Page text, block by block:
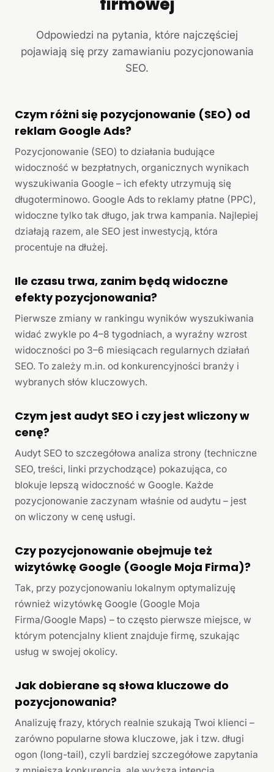
Odpowiedzi na pytania, które najczęściej
pojawiają się przy zamawianiu pozycjonowania
SEO.
Czym różni się pozycjonowanie (SEO) od
reklam Google Ads?
Pozycjonowanie (SEO) to działania budujące
widoczność w bezpłatnych, organicznych wynikach
wyszukiwania Google – ich efekty utrzymują się
długoterminowo. Google Ads to reklamy płatne (PPC),
widoczne tylko tak długo, jak trwa kampania. Najlepiej
działają razem, ale SEO jest inwestycją, która
procentuje na dłużej.
Ile czasu trwa, zanim będą widoczne
efekty pozycjonowania?
Pierwsze zmiany w rankingu wyników wyszukiwania
widać zwykle po 4–8 tygodniach, a wyraźny wzrost
widoczności po 3–6 miesiącach regularnych działań
SEO. To zależy m.in. od konkurencyjności branży i
wybranych słów kluczowych.
Czym jest audyt SEO i czy jest wliczony w
cenę?
Audyt SEO to szczegółowa analiza strony (techniczne
SEO, treści, linki przychodzące) pokazująca, co
blokuje lepszą widoczność w Google. Każde
pozycjonowanie zaczynam właśnie od audytu – jest
on wliczony w cenę usługi.
Czy pozycjonowanie obejmuje też
wizytówkę Google (Google Moja Firma)?
Tak, przy pozycjonowaniu lokalnym optymalizuję
również wizytówkę Google (Google Moja
Firma/Google Maps) – to często pierwsze miejsce, w
którym potencjalny klient znajduje firmę, szukając
usług w swojej okolicy.
Jak dobierane są słowa kluczowe do
pozycjonowania?
Analizuję frazy, których realnie szukają Twoi klienci –
zarówno popularne słowa kluczowe, jak i tzw. długi
ogon (long-tail), czyli bardziej szczegółowe zapytania